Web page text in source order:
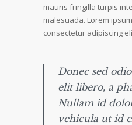
mauris fringilla turpis
malesuada. Lorem
consectetur adipiscing
Donec sed
elit libero, a
Nullam id
vehicula ut id